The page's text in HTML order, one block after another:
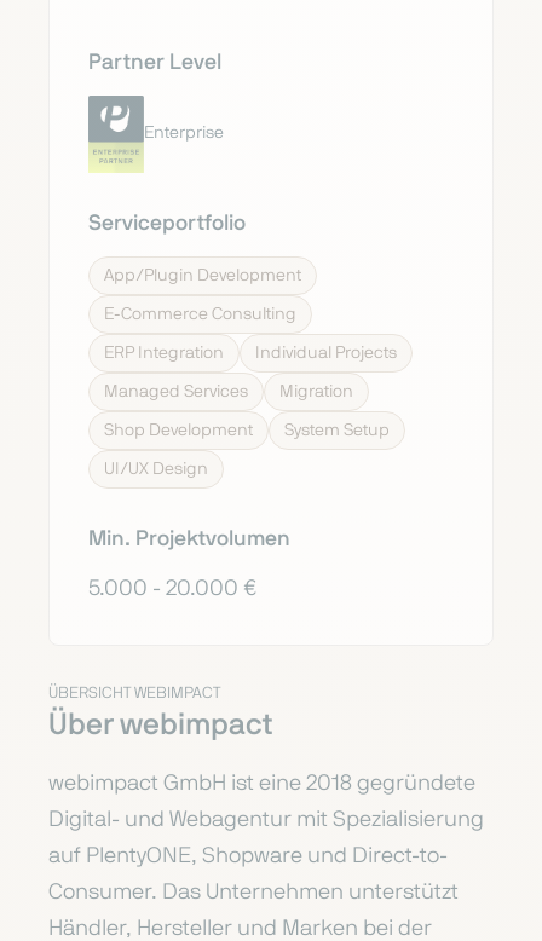
Partner Level
Enterprise
Serviceportfolio
App/Plugin Development
E-Commerce Consulting
ERP Integration Individual Projects
Managed Services Migration
Shop Development System Setup
UI/UX Design
Min. Projektvolumen
5.000 - 20.000 €
ÜBERSICHT WEBIMPACT
Über webimpact
webimpact GmbH ist eine 2018 gegründete
Digital- und Webagentur mit Spezialisierung
auf PlentyONE, Shopware und Direct-to-
Consumer. Das Unternehmen unterstützt
Händler, Hersteller und Marken bei der